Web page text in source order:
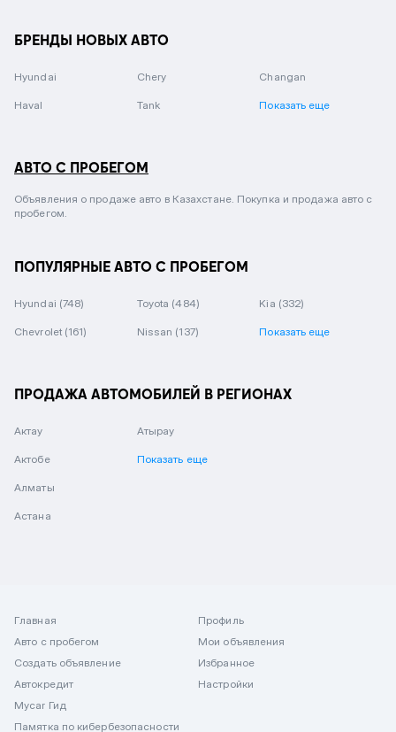
БРЕНДЫ НОВЫХ АВТО
Hyundai Chery Changan
Haval Tank Показать еще
АВТО С ПРОБЕГОМ
Объявления о продаже авто в Казахстане. Покупка и продажа авто с
пробегом.
ПОПУЛЯРНЫЕ АВТО С ПРОБЕГОМ
Hyundai (748) Toyota (484) Kia (332)
Chevrolet (161) Nissan (137) Показать еще
ПРОДАЖА АВТОМОБИЛЕЙ В РЕГИОНАХ
Актау
Актобе
Алматы
Астана
Атырау
Показать еще
Главная
Авто с пробегом
Создать объявление
Автокредит
Mycar Гид
Памятка по кибербезопасности
Профиль
Мои объявления
Избранное
Настройки